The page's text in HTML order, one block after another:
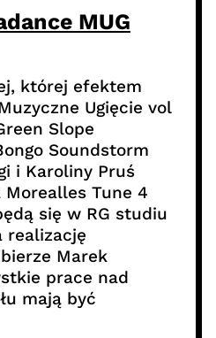
MUG
której efektem
Ugięcie vol
Slope
Soundstorm
i Karoliny Pruś
Tune 4
się w RG studiu
realizację
Marek
prace nad
mają być